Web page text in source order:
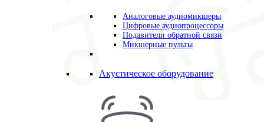
Аналоговые аудиомикшеры
Цифровые аудиопроцессоры
Подавители обратной связи
Микшерные пульты
Акустическое оборудование